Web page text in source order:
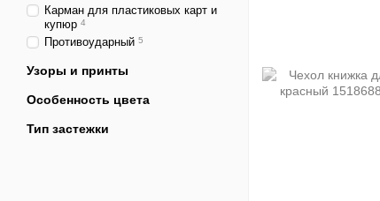
Карман для пластиковых карт и
купюр 4
Противоударный 5
Узоры и принты
Особенность цвета
Тип застежки